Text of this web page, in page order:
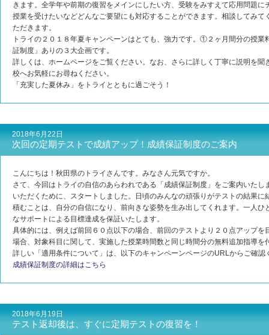
きます。全学年や前期の復習をメインにしたい方、受験をみすえて応用問題
授業を受けたいなどどんなご要望にも対応することができます。相談してみ
ただきます。
トライの２０１８年夏キャンペーンはとても、強力です。①２ヶ月間分の授
証制度」ありの３大企画です。
詳しくは、ホームページをご覧ください。なお、さらに詳しく丁寧に説明を
校へお気軽にお尋ねください。
「充実した夏休み」をトライとともに過ごそう！
2018年6月22日
次回の定期テストで成績アップ！成績保証制度のご案内
こんにちは！秋田県のトライさんです。みなさん元気ですか。
さて、今回はトライの自信のあらわれである「成績保証制度」をご案内いた
いただくために、スタートしました。日頃のみんなの頑張りがテストの結果
積むことは、自分の自信になり、前向きな姿勢を生み出してくれます。一人
なサポートによる目標達成を保証いたします。
具体的には、例えば前回６０点以下の場合、前回のテストより２０点アップ
場合、対象科目に関して、実施した授業時間数と同じ時間分の無料追加指導を
詳しい「適用条件について」は、以下のキャンペーンページのURLからご確認
成績保証制度の詳細はこちら
2018年6月19日
テスト返却後は、すぐに定期テストの復習を！